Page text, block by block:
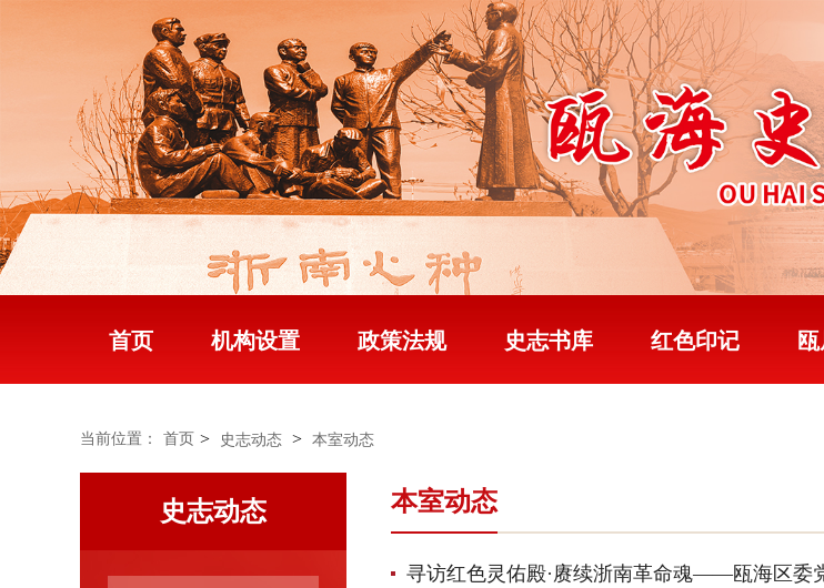
首页 机构设置 政策法规 史志书库 红色印记
当前位置： 首页 > 史志动态 > 本室动态
史志动态 本室动态
寻访红色灵佑殿·赓续浙南革命魂——瓯海区委